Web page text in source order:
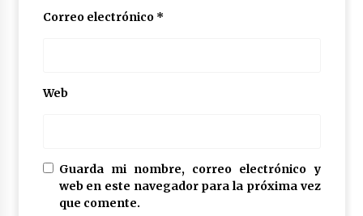
Correo electrónico *
Web
Guarda mi nombre, correo electrónico y
web en este navegador para la próxima vez
que comente.